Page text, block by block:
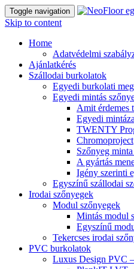
Toggle navigation
Skip to content
Home
Adatvédelmi
Ajánlatkérés
Szállodai burkolatok
Egyedi burkolati
Egyedi mintás
Amit érdemes
Egyedi
TWENTY
Chromoproject
Szőnyeg
A gyártás
Igény szerinti
Egyszínű szállodai
Irodai szőnyegek
Modul szőnyegek
Mintás modul
Egyszínű
Tekercses irodai
PVC burkolatok
Luxus Design PVC